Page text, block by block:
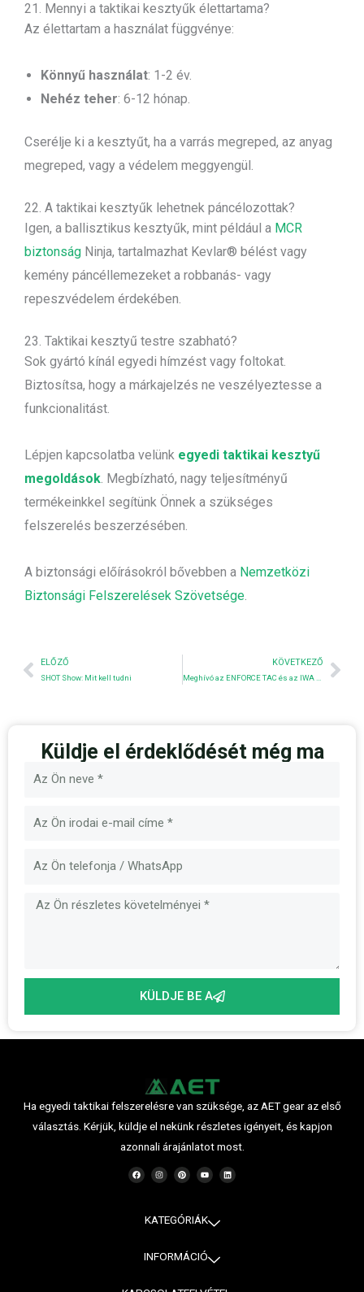
21. Mennyi a taktikai kesztyűk élettartama?
Az élettartam a használat függvénye:
Könnyű használat: 1-2 év.
Nehéz teher: 6-12 hónap.
Cserélje ki a kesztyűt, ha a varrás megreped, az anyag
megreped, vagy a védelem meggyengül.
22. A taktikai kesztyűk lehetnek páncélozottak?
Igen, a ballisztikus kesztyűk, mint például a MCR
biztonság Ninja, tartalmazhat Kevlar® bélést vagy
kemény páncéllemezeket a robbanás- vagy
repeszvédelem érdekében.
23. Taktikai kesztyű testre szabható?
Sok gyártó kínál egyedi hímzést vagy foltokat.
Biztosítsa, hogy a márkajelzés ne veszélyeztesse a
funkcionalitást.
Lépjen kapcsolatba velünk egyedi taktikai kesztyű
megoldások. Megbízható, nagy teljesítményű
termékeinkkel segítünk Önnek a szükséges
felszerelés beszerzésében.
A biztonsági előírásokról bővebben a Nemzetközi
Biztonsági Felszerelések Szövetsége.
Előző
ELŐZŐ
SHOT Show: Mit kell tudni
KÖVETKEZŐ
Küldje el érdeklődését még ma
Üzenet
KÜLDJE BE A
Ha egyedi taktikai felszerelésre van szüksége, az AET gear az első
választás. Kérjük, küldje el nekünk részletes igényeit, és kapjon
azonnali árajánlatot most.
F
a
c
I
n
s
r
a
P
i
n
e
s
Y
o
u
e
L
i
n
KATEGÓRIÁK
INFORMÁCIÓ